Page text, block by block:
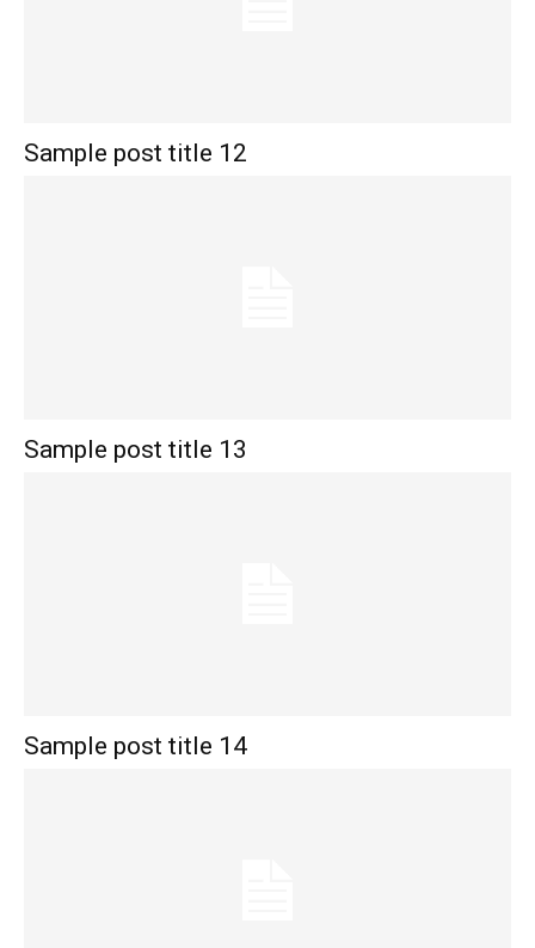
Sample post title 12
Sample post title 13
Sample post title 14